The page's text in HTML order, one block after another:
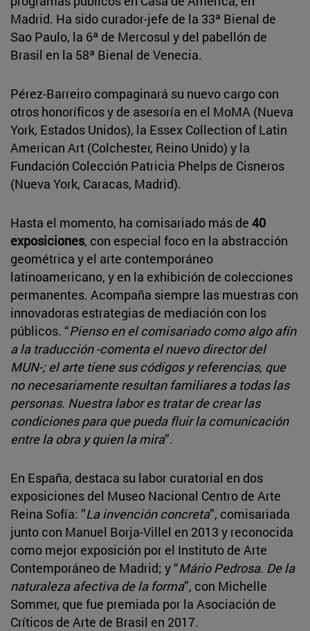
Madrid. Ha sido curador-jefe de la 33ª Bienal de
Sao Paulo, la 6ª de Mercosul y del pabellón de
Brasil en la 58ª Bienal de Venecia.
Pérez-Barreiro compaginará su nuevo cargo con
otros honoríficos y de asesoría en el MoMA (Nueva
York, Estados Unidos), la Essex Collection of Latin
American Art (Colchester, Reino Unido) y la
Fundación Colección Patricia Phelps de Cisneros
(Nueva York, Caracas, Madrid).
Hasta el momento, ha comisariado más de 40
exposiciones, con especial foco en la abstracción
geométrica y el arte contemporáneo
latinoamericano, y en la exhibición de colecciones
permanentes. Acompaña siempre las muestras con
innovadoras estrategias de mediación con los
públicos. “Pienso en el comisariado como algo afín
a la traducción -comenta el nuevo director del
MUN-; el arte tiene sus códigos y referencias, que
no necesariamente resultan familiares a todas las
personas. Nuestra labor es tratar de crear las
condiciones para que pueda fluir la comunicación
entre la obra y quien la mira”.
En España, destaca su labor curatorial en dos
exposiciones del Museo Nacional Centro de Arte
Reina Sofía: ”La invención concreta”, comisariada
junto con Manuel Borja-Villel en 2013 y reconocida
como mejor exposición por el Instituto de Arte
Contemporáneo de Madrid; y “Mário Pedrosa. De la
naturaleza afectiva de la forma”, con Michelle
Sommer, que fue premiada por la Asociación de
Críticos de Arte de Brasil en 2017.